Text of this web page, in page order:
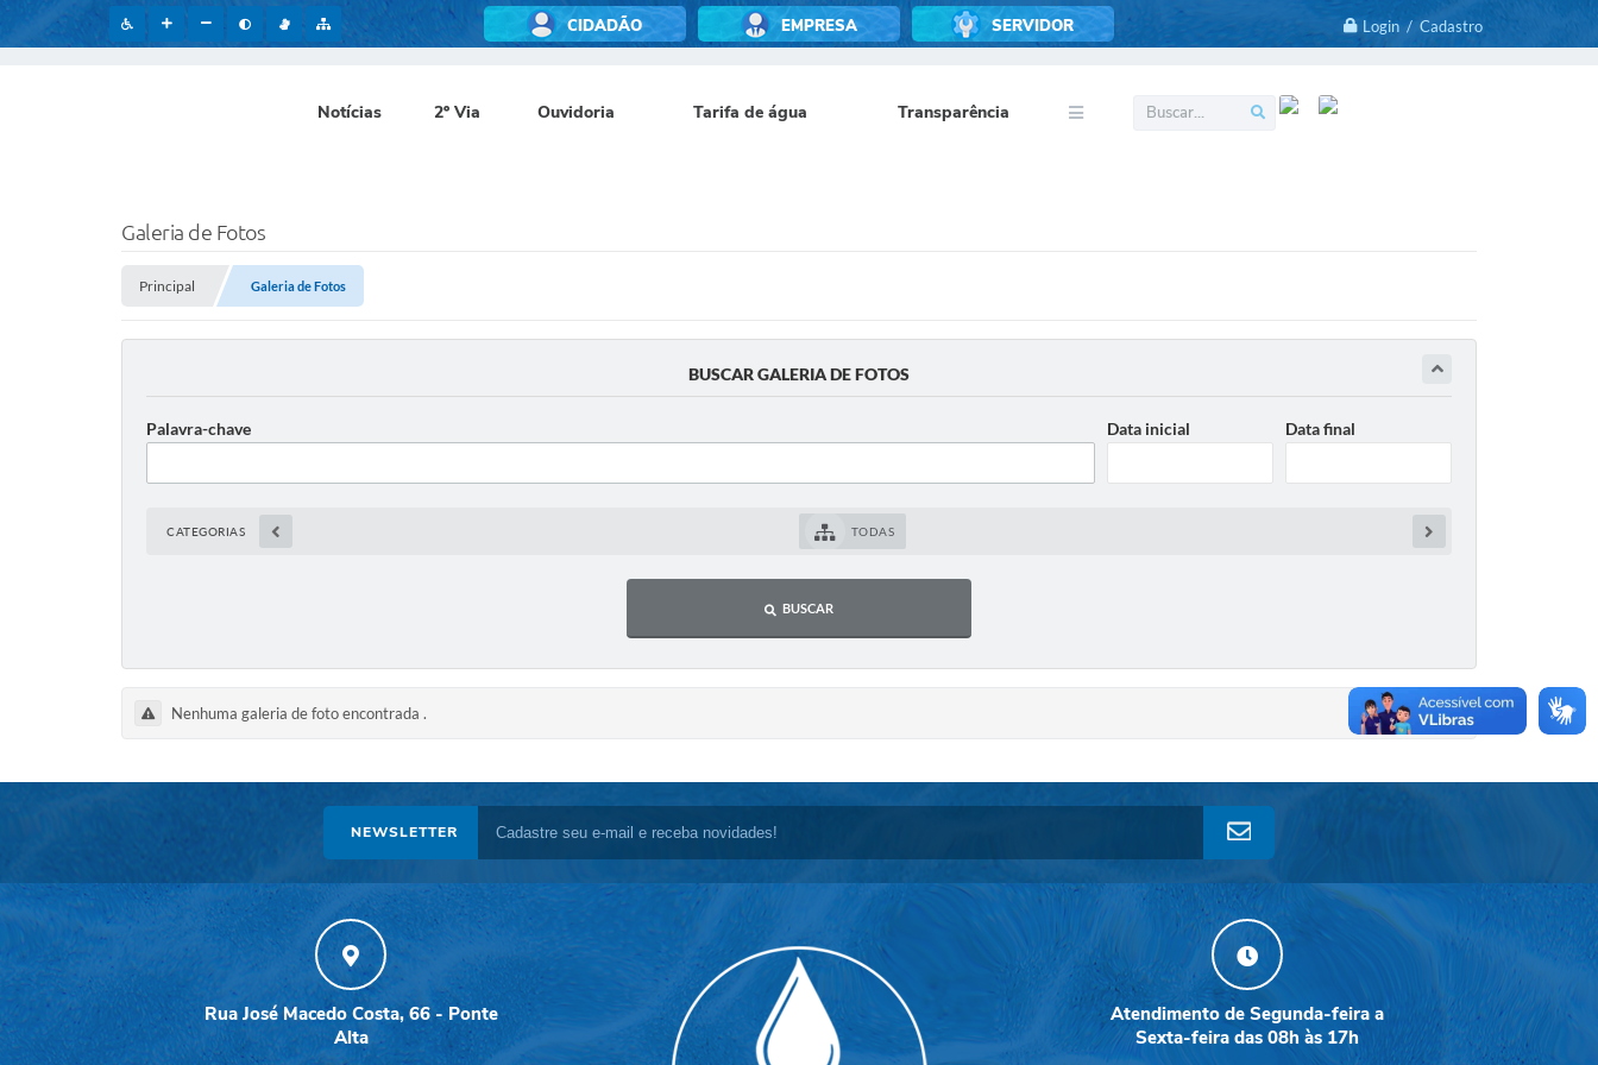
Login / Cadastro
CIDADÃO EMPRESA SERVIDOR
Notícias 2º Via Ouvidoria Tarifa de água Transparência
Galeria de Fotos
Principal Galeria de Fotos
BUSCAR GALERIA DE FOTOS
Palavra-chave Data inicial Data final
CATEGORIAS TODAS
BUSCAR
Nenhuma galeria de foto encontrada .
NEWSLETTER
Rua José Macedo Costa, 66 - Ponte
Alta
Atendimento de Segunda-feira a
Sexta-feira das 08h às 17h